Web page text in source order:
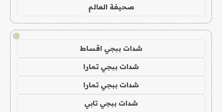
صحيفة العالم
!
شدات ببجي اقساط
شدات ببجي تمارا
شدات ببجي تمارا
شدات ببجي تابي